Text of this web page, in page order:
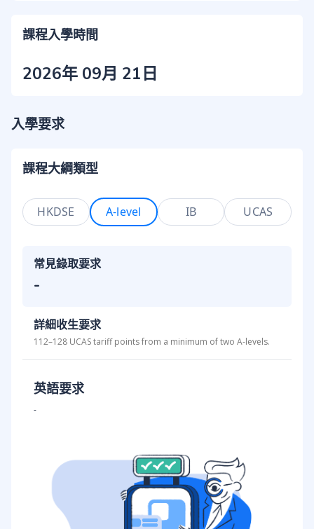
課程入學時間
2026年 09月 21日
入學要求
課程大綱類型
HKDSE A-level IB UCAS
常見錄取要求
-
詳細收生要求
112–128 UCAS tariff points from a minimum of two A-levels.
英語要求
-